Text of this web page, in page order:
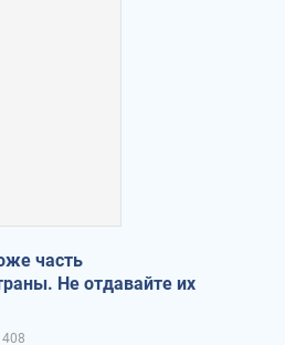
часть
Не отдавайте их
408